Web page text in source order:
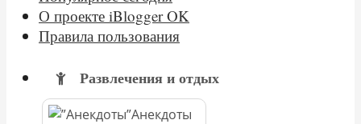
О проекте iBlogger OK
Правила пользования
Развлечения и отдых
Анекдоты